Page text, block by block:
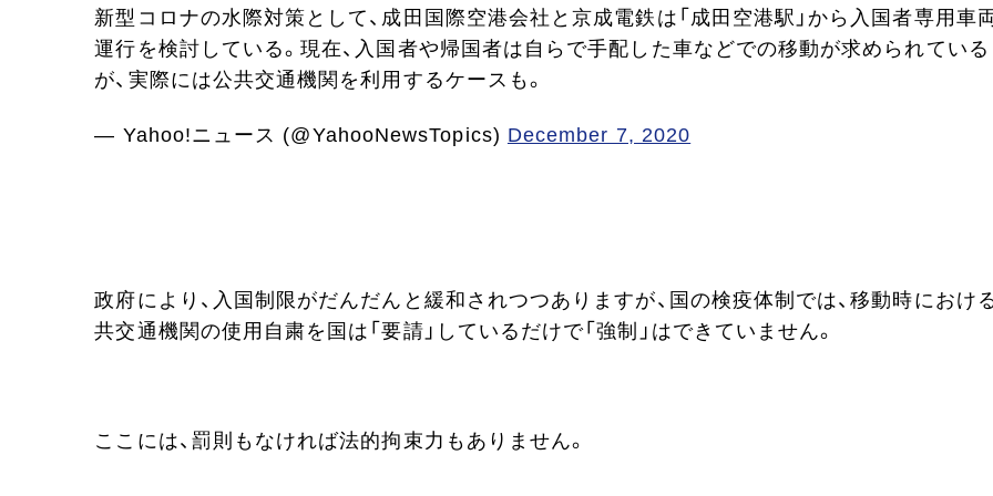
新型コロナの水際対策として、成田国際空港会社と京成電鉄は「成田空港駅」から入国者専用車
運行を検討している。現在、入国者や帰国者は自らで手配した車などでの移動が求められている
が、実際には公共交通機関を利用するケースも。
— Yahoo!ニュース (@YahooNewsTopics) December 7, 2020
政府により、入国制限がだんだんと緩和されつつありますが、国の検疫体制では、移動時におけ
共交通機関の使用自粛を国は「要請」しているだけで「強制」はできていません。
ここには、罰則もなければ法的拘束力もありません。